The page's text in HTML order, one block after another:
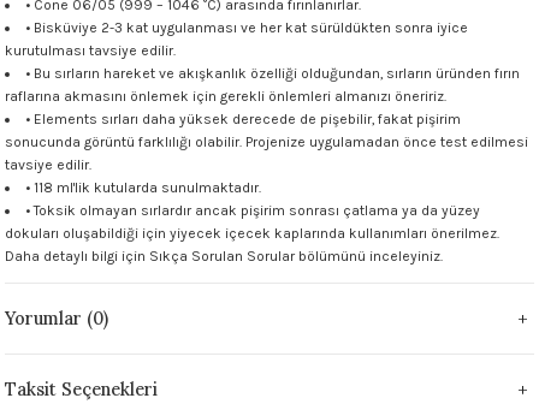
Stoneware Flux
1305 °C
- 1222 °C
- 1046 °C
°C
1046 °C
- 1046 °C
• Cone 06/05 (999 – 1046 °C) arasında fırınlanırlar.
• Bisküviye 2-3 kat uygulanması ve her kat sürüldükten sonra iyice
kurutulması tavsiye edilir.
• Bu sırların hareket ve akışkanlık özelliği olduğundan, sırların üründen fırın
raflarına akmasını önlemek için gerekli önlemleri almanızı öneririz.
• Elements sırları daha yüksek derecede de pişebilir, fakat pişirim
sonucunda görüntü farklılığı olabilir. Projenize uygulamadan önce test edilmesi
tavsiye edilir.
• 118 ml'lik kutularda sunulmaktadır.
• Toksik olmayan sırlardır ancak pişirim sonrası çatlama ya da yüzey
dokuları oluşabildiği için yiyecek içecek kaplarında kullanımları önerilmez.
Daha detaylı bilgi için Sıkça Sorulan Sorular bölümünü inceleyiniz.
Yorumlar (0)
Taksit Seçenekleri